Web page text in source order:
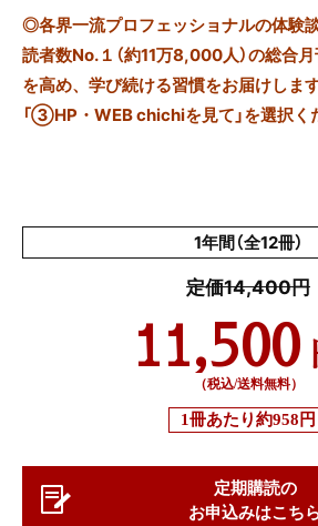
◎各界一流プロフェッショナルの体験
読者数No.１（約11万8,000人）の総合月
を高め、学び続ける習慣をお届けしま
「③HP・WEB chichiを見て」を選択く
1年間（全12冊）
定価14,400円
11,500
（税込/送料無料）
1冊あたり約958円
定期購読の
お申込みはこち